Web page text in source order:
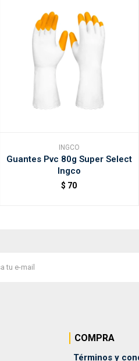
INGCO
Guantes Pvc 80g Super Select
Ingco
$ 70
COMPRA
Términos y